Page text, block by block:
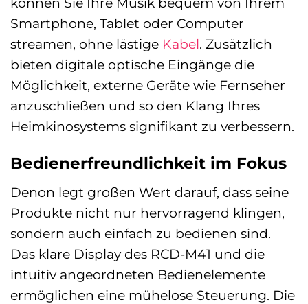
Smartphone, Tablet oder Computer
streamen, ohne lästige Kabel. Zusätzlich
bieten digitale optische Eingänge die
Möglichkeit, externe Geräte wie Fernseher
anzuschließen und so den Klang Ihres
Heimkinosystems signifikant zu verbessern.
Bedienerfreundlichkeit im Fokus
Denon legt großen Wert darauf, dass seine
Produkte nicht nur hervorragend klingen,
sondern auch einfach zu bedienen sind.
Das klare Display des RCD-M41 und die
intuitiv angeordneten Bedienelemente
ermöglichen eine mühelose Steuerung. Die